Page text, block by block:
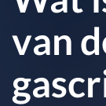
van